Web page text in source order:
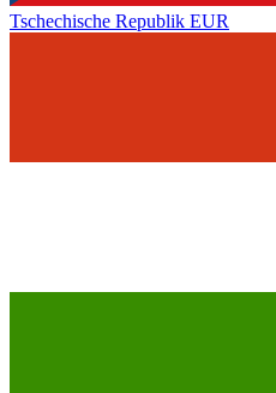
Tschechische Republik EUR